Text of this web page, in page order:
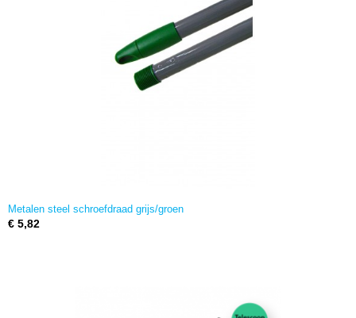
Metalen steel schroefdraad grijs/groen
€ 5,82